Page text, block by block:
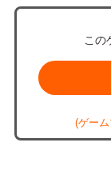
この
(ゲー